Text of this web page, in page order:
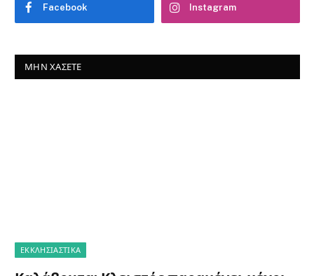
Facebook Instagram
ΜΗΝ ΧΆΣΕΤΕ
ΕΚΚΛΗΣΙΑΣΤΙΚΑ